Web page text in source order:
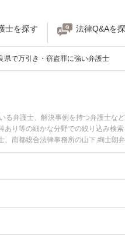
士を探す 法律Q&Aを
県で万引き・窃盗罪に強い弁護士
弁護士、解決事例を持つ弁護士な
り等の細かな分野での絞り込み検
南都総合法律事務所の山下 絢士朗
ぐに弁護士に相談したい』『万引
予約したい』などでお困りの相談者